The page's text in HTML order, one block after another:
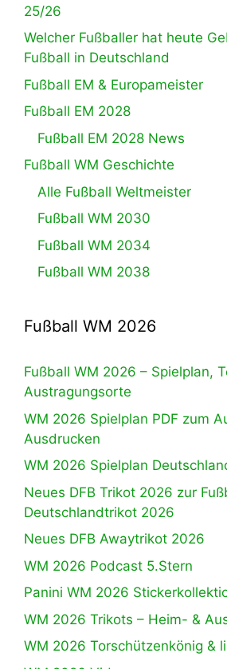
25/26
Welcher Fußballer hat heute
Fußball in Deutschland
Fußball EM & Europameister
Fußball EM 2028
Fußball EM 2028 News
Fußball WM Geschichte
Alle Fußball Weltmeister
Fußball WM 2030
Fußball WM 2034
Fußball WM 2038
Fußball WM 2026
Fußball WM 2026 – Spielplan,
Austragungsorte
WM 2026 Spielplan PDF zum
Ausdrucken
WM 2026 Spielplan
Neues DFB Trikot 2026 zur
Deutschlandtrikot 2026
Neues DFB Awaytrikot 2026
WM 2026 Podcast 5.Stern
Panini WM 2026
WM 2026 Trikots – Heim- &
WM 2026 Torschützenkönig &